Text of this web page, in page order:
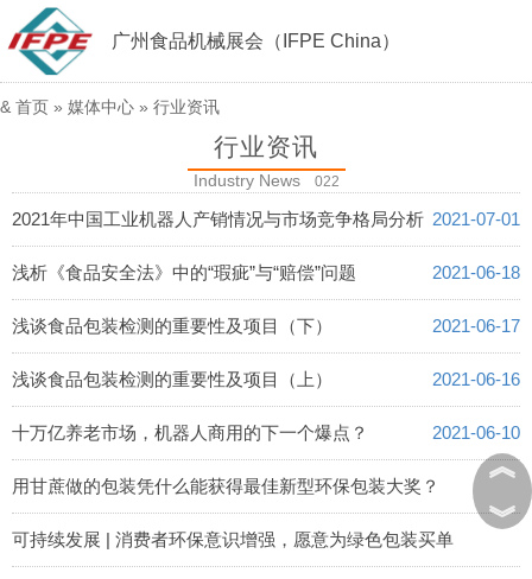
广州食品机械展会（IFPE China）
& 首页 » 媒体中心 » 行业资讯
行业资讯
Industry News 022
2021年中国工业机器人产销情况与市场竞争格局分析 2021-07-01
浅析《食品安全法》中的“瑕疵”与“赔偿”问题 2021-06-18
浅谈食品包装检测的重要性及项目（下） 2021-06-17
浅谈食品包装检测的重要性及项目（上） 2021-06-16
十万亿养老市场，机器人商用的下一个爆点？ 2021-06-10
用甘蔗做的包装凭什么能获得最佳新型环保包装大奖？
2021-06-09
可持续发展 | 消费者环保意识增强，愿意为绿色包装买单
︽
︾